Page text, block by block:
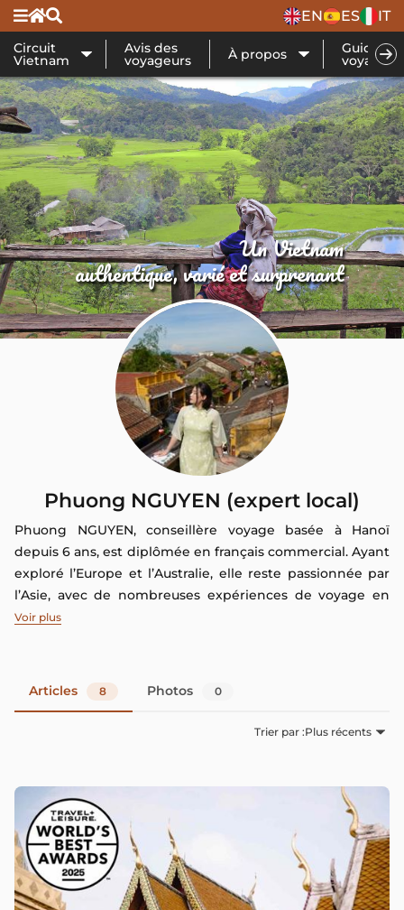
EN ES IT
Circuit
Vietnam
Avis des
voyageurs À propos Guide de
voyage
Un Vietnam
authentique, varié et surprenant
Phuong NGUYEN (expert local)
Phuong NGUYEN, conseillère voyage basée à Hanoï
depuis 6 ans, est diplômée en français commercial. Ayant
exploré l’Europe et l’Australie, elle reste passionnée par
l’Asie, avec de nombreuses expériences de voyage en
Thaïlande, au Cambodge, au Laos et bien d’autres
article afin qu'elle puisse y répondre directement.
Voir plus
Articles 8 Photos 0
Trier par :Plus récents